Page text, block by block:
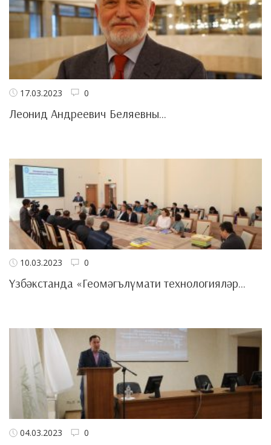
17.03.2023 0
Леонид Андреевич Беляевны...
10.03.2023 0
Үзбәкстанда «Геомәгълүмати технологияләр...
04.03.2023 0